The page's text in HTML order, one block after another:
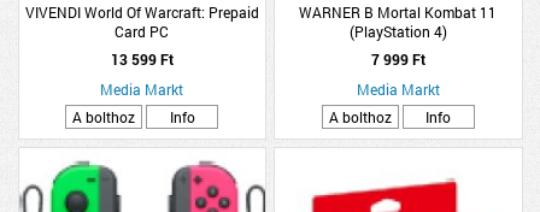
VIVENDI World Of Warcraft: Prepaid
Card PC
13 599 Ft
Media Markt
A bolthoz
Info
WARNER B Mortal Kombat 11
(PlayStation 4)
7 999 Ft
Media Markt
A bolthoz
Info